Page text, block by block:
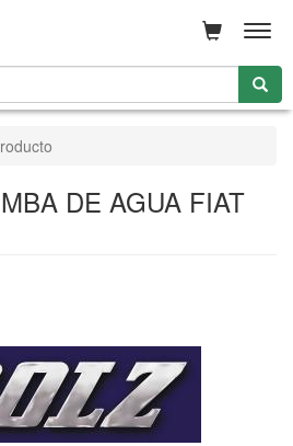
DE AGUA FIAT